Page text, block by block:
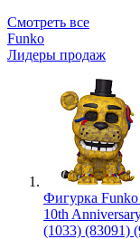
Смотреть все
Funko
Лидеры продаж
Фигурка Funko
10th
(1033) (83091)